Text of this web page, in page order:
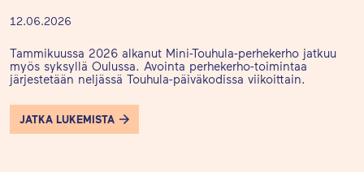
12.06.2026
Tammikuussa 2026 alkanut Mini-Touhula-perhekerho jatkuu
myös syksyllä Oulussa. Avointa perhekerho-toimintaa
järjestetään neljässä Touhula-päiväkodissa viikoittain.
JATKA LUKEMISTA